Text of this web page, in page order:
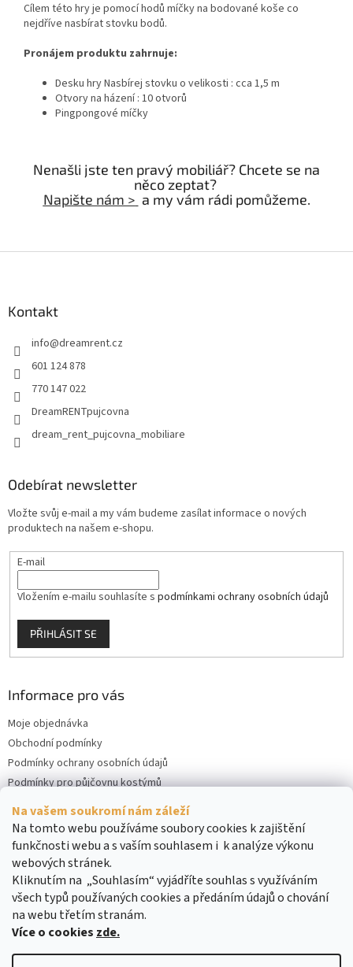
Na vašem soukromí nám záleží
Na tomto webu používáme soubory cookies k zajištění
funkčnosti webu a s vaším souhlasem i k analýze výkonu
webových stránek.
Kliknutím na „Souhlasím“ vyjádříte souhlas s využíváním
všech typů používaných cookies a předáním údajů o chování
na webu třetím stranám.
Více o cookies zde.
Cílem této hry je pomocí hodů míčky na bodované koše co
nejdříve nasbírat stovku bodů.
Pronájem produktu zahrnuje:
Desku hry Nasbírej stovku o velikosti : cca 1,5 m
Otvory na házení : 10 otvorů
Pingpongové míčky
Nenašli jste ten pravý mobiliář? Chcete se na
něco zeptat?
Napište nám > a my vám rádi pomůžeme.
Kontakt
info@dreamrent.cz
601 124 878
770 147 022
DreamRENTpujcovna
dream_rent_pujcovna_mobiliare
Odebírat newsletter
Vložte svůj e-mail a my vám budeme zasílat informace o nových
produktech na našem e-shopu.
E-mail
Vložením e-mailu souhlasíte s podmínkami ochrany osobních údajů
PŘIHLÁSIT SE
Informace pro vás
Moje objednávka
Obchodní podmínky
Podmínky ochrany osobních údajů
Podmínky pro půjčovnu kostýmů
Kontakty
Cookies